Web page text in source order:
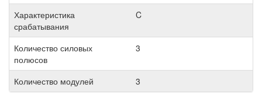
Характеристика
срабатывания
C
Количество силовых
полюсов
3
Количество модулей 3